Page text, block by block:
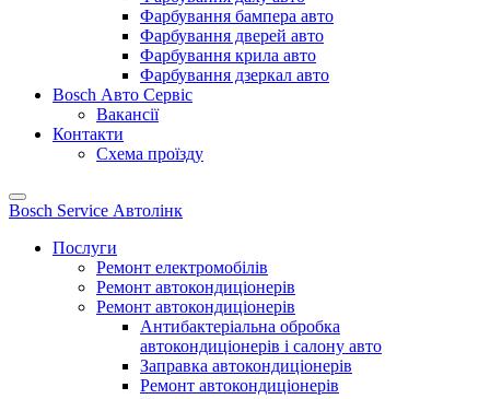
Фарбування бампера авто
Фарбування дверей авто
Фарбування крила авто
Фарбування дзеркал авто
Bosch Авто Сервіс
Вакансії
Контакти
Схема проїзду
Bosch Service Автолінк
Послуги
Ремонт електромобілів
Ремонт автокондиціонерів
Ремонт автокондиціонерів
Антибактеріальна обробка
автокондиціонерів і салону авто
Заправка автокондиціонерів
Ремонт автокондиціонерів